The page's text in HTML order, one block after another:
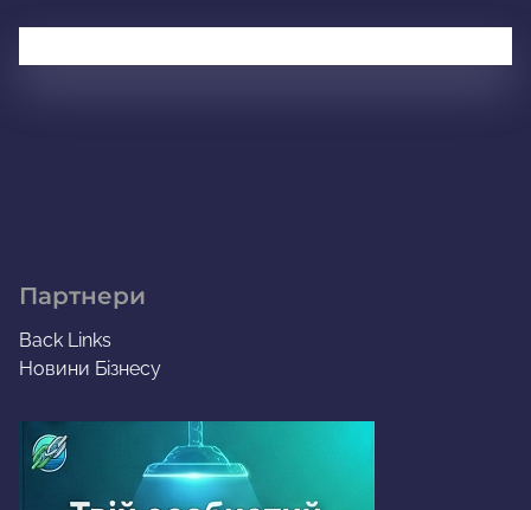
Партнери
Back Links
Новини Бізнесу